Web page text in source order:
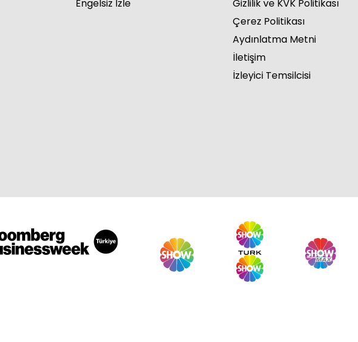
Engelsiz İzle
Gizlilik ve KVK Politikası
Çerez Politikası
Aydınlatma Metni
İletişim
İzleyici Temsilcisi